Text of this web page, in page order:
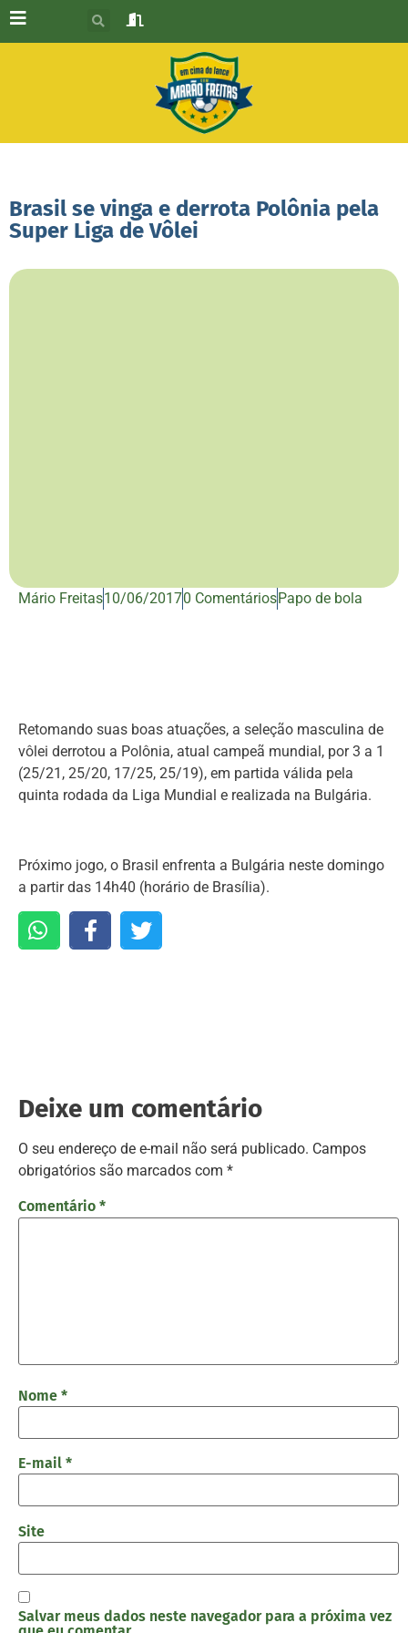
Brasil se vinga e derrota Polônia pela
Super Liga de Vôlei
Mário Freitas10/06/20170 ComentáriosPapo de bola
Retomando suas boas atuações, a seleção masculina de
vôlei derrotou a Polônia, atual campeã mundial, por 3 a 1
(25/21, 25/20, 17/25, 25/19), em partida válida pela
quinta rodada da Liga Mundial e realizada na Bulgária.
Próximo jogo, o Brasil enfrenta a Bulgária neste domingo
a partir das 14h40 (horário de Brasília).
Deixe um comentário
O seu endereço de e-mail não será publicado. Campos
obrigatórios são marcados com *
Comentário *
Nome *
E-mail *
Site
Salvar meus dados neste navegador para a próxima vez